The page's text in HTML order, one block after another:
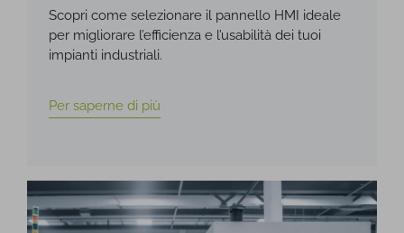
Scopri come selezionare il pannello HMI ideale
per migliorare l’efficienza e l’usabilità dei tuoi
impianti industriali.
Per saperne di più